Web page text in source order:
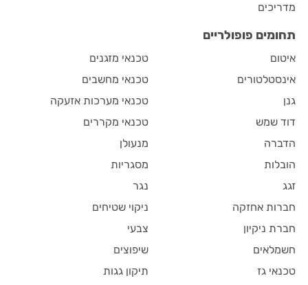
מדריכים
תחומים פופולריים
איטום
אינסטלטורים
גנן
דוד שמש
הדברה
הובלות
זגג
חברות אחזקה
חברת ניקיון
חשמלאים
טכנאי גז
טכנאי מזגנים
טכנאי מחשבים
טכנאי מערכות אזעקה
טכנאי מקררים
מנעולן
מסגריות
נגר
ניקוי שטיחים
צבעי
שיפוצים
תיקון גגות